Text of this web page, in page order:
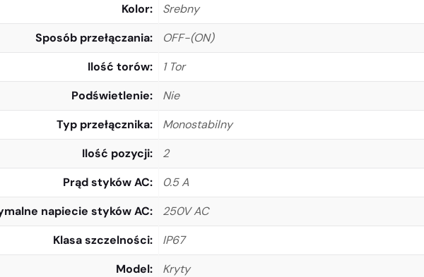
Kolor
Srebny
Sposób przełączania
OFF-(ON)
Ilość torów
1 Tor
Podświetlenie
Nie
Typ przełącznika
Monostabilny
Ilość pozycji
2
Prąd styków AC
0.5 A
napiecie styków AC
250V AC
Klasa szczelności
IP67
Model
Kryty